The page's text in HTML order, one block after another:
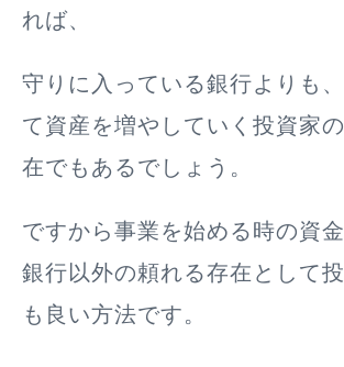
れば、
守りに入っている銀行よりも
て資産を増やしていく投資家
在でもあるでしょう。
ですから事業を始める時の資
銀行以外の頼れる存在として
も良い方法です。